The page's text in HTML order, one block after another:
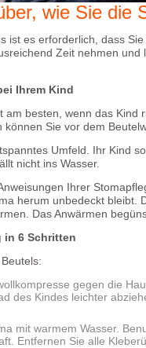
wie Sie die
ist es erforderlich, dass
Zeit nehmen
Ihrem Kind
am besten, wenn das
Sie vor dem
Umfeld. Ihr Kind
nicht ins Wasser.
Ihrer
herum unbedeckt
Das Anwärmen
in 6 Schritten
gegen die
des Kindes leichter
mit warmem Wasser.
Entfernen Sie alle